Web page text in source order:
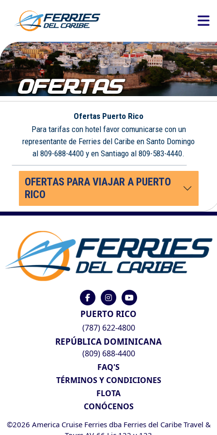
OFERTAS
Ofertas Puerto Rico
Para tarifas con hotel favor comunicarse con un
representante de Ferries del Caribe en Santo Domingo
al 809-688-4400 y en Santiago al 809-583-4440.
OFERTAS PARA VIAJAR A PUERTO
RICO
PUERTO RICO
(787) 622-4800
REPÚBLICA DOMINICANA
(809) 688-4400
FAQ'S
TÉRMINOS Y CONDICIONES
FLOTA
CONÓCENOS
©2026 America Cruise Ferries dba Ferries del Caribe Travel &